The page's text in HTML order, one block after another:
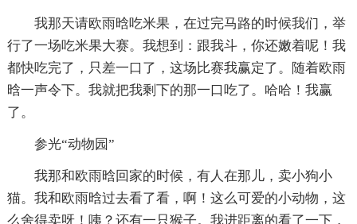
我那天请欧雨晗吃米果，在过完马路的时候我们，举
行了一场吃米果大赛。我想到：跟我斗，你还嫩着呢！我
都快吃完了，只差一口了，这场比赛我赢定了。随着欧雨
晗一声令下。我就把我剩下的那一口吃了。哈哈！我赢
了。
参光“动物园”
我那和欧雨晗回家的时候，有人在那儿，卖小狗小
猫。我和欧雨晗过去看了看，啊！这么可爱的小动物，这
么舍得卖呀！咦？还有一只猴子。我进距离的看了一下，